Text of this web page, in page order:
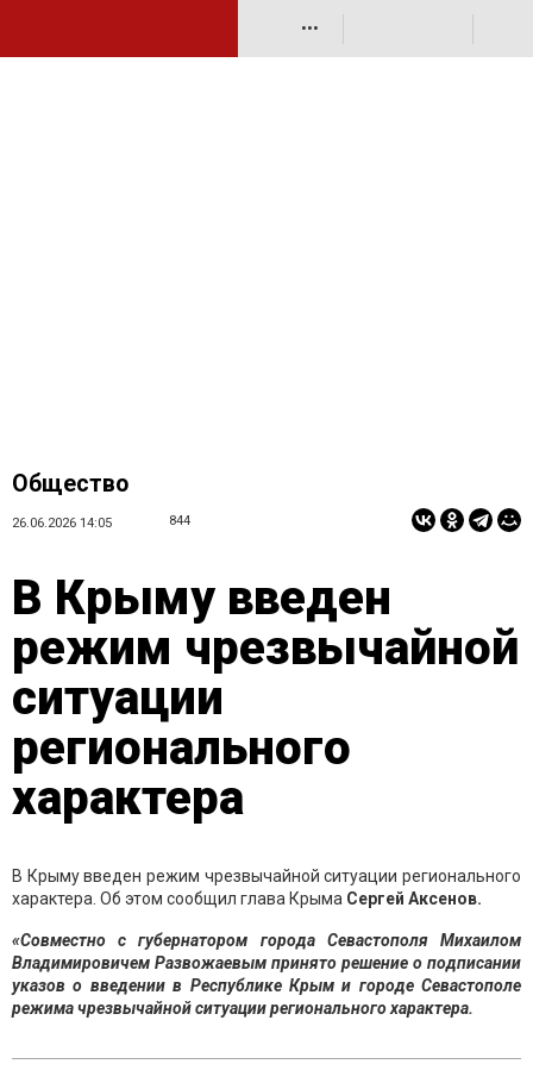
•••
Общество
26.06.2026 14:05 844
В Крыму введен
режим чрезвычайной
ситуации
регионального
характера
В Крыму введен режим чрезвычайной ситуации регионального
характера. Об этом сообщил глава Крыма Сергей Аксенов.
«​​​​​​​Совместно с губернатором города Севастополя Михаилом
Владимировичем Развожаевым принято решение о подписании
указов о введении в Республике Крым и городе Севастополе
режима чрезвычайной ситуации регионального характера.